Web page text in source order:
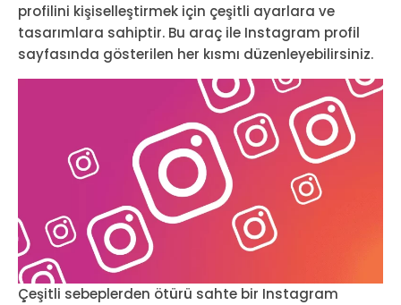
profilini kişiselleştirmek için çeşitli ayarlara ve
tasarımlara sahiptir. Bu araç ile Instagram profil
sayfasında gösterilen her kısmı düzenleyebilirsiniz.
Çeşitli sebeplerden ötürü sahte bir Instagram